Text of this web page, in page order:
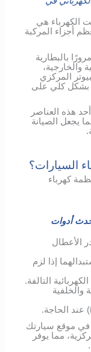
الكهرباء هي
أجزاء المركبة
بالبطارية
والخارجية،
المركزي
بشكل كلي على
هذه العناصر
يجعل الصيانة
السيارات؟
كهرباء
أدوات
الأعطال
إذا لزم
التالفة.
والخلفية
) عند الحاجة.
في موقع سيارتك
مما يوفر